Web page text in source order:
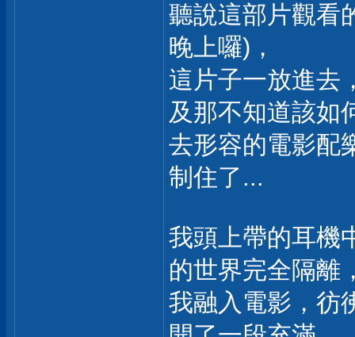
聽說這部片觀看
晚上囉)，
這片子一放進去
及那不知道該如
去形容的電影配
制住了...
我頭上帶的耳機
的世界完全隔離
我融入電影，彷